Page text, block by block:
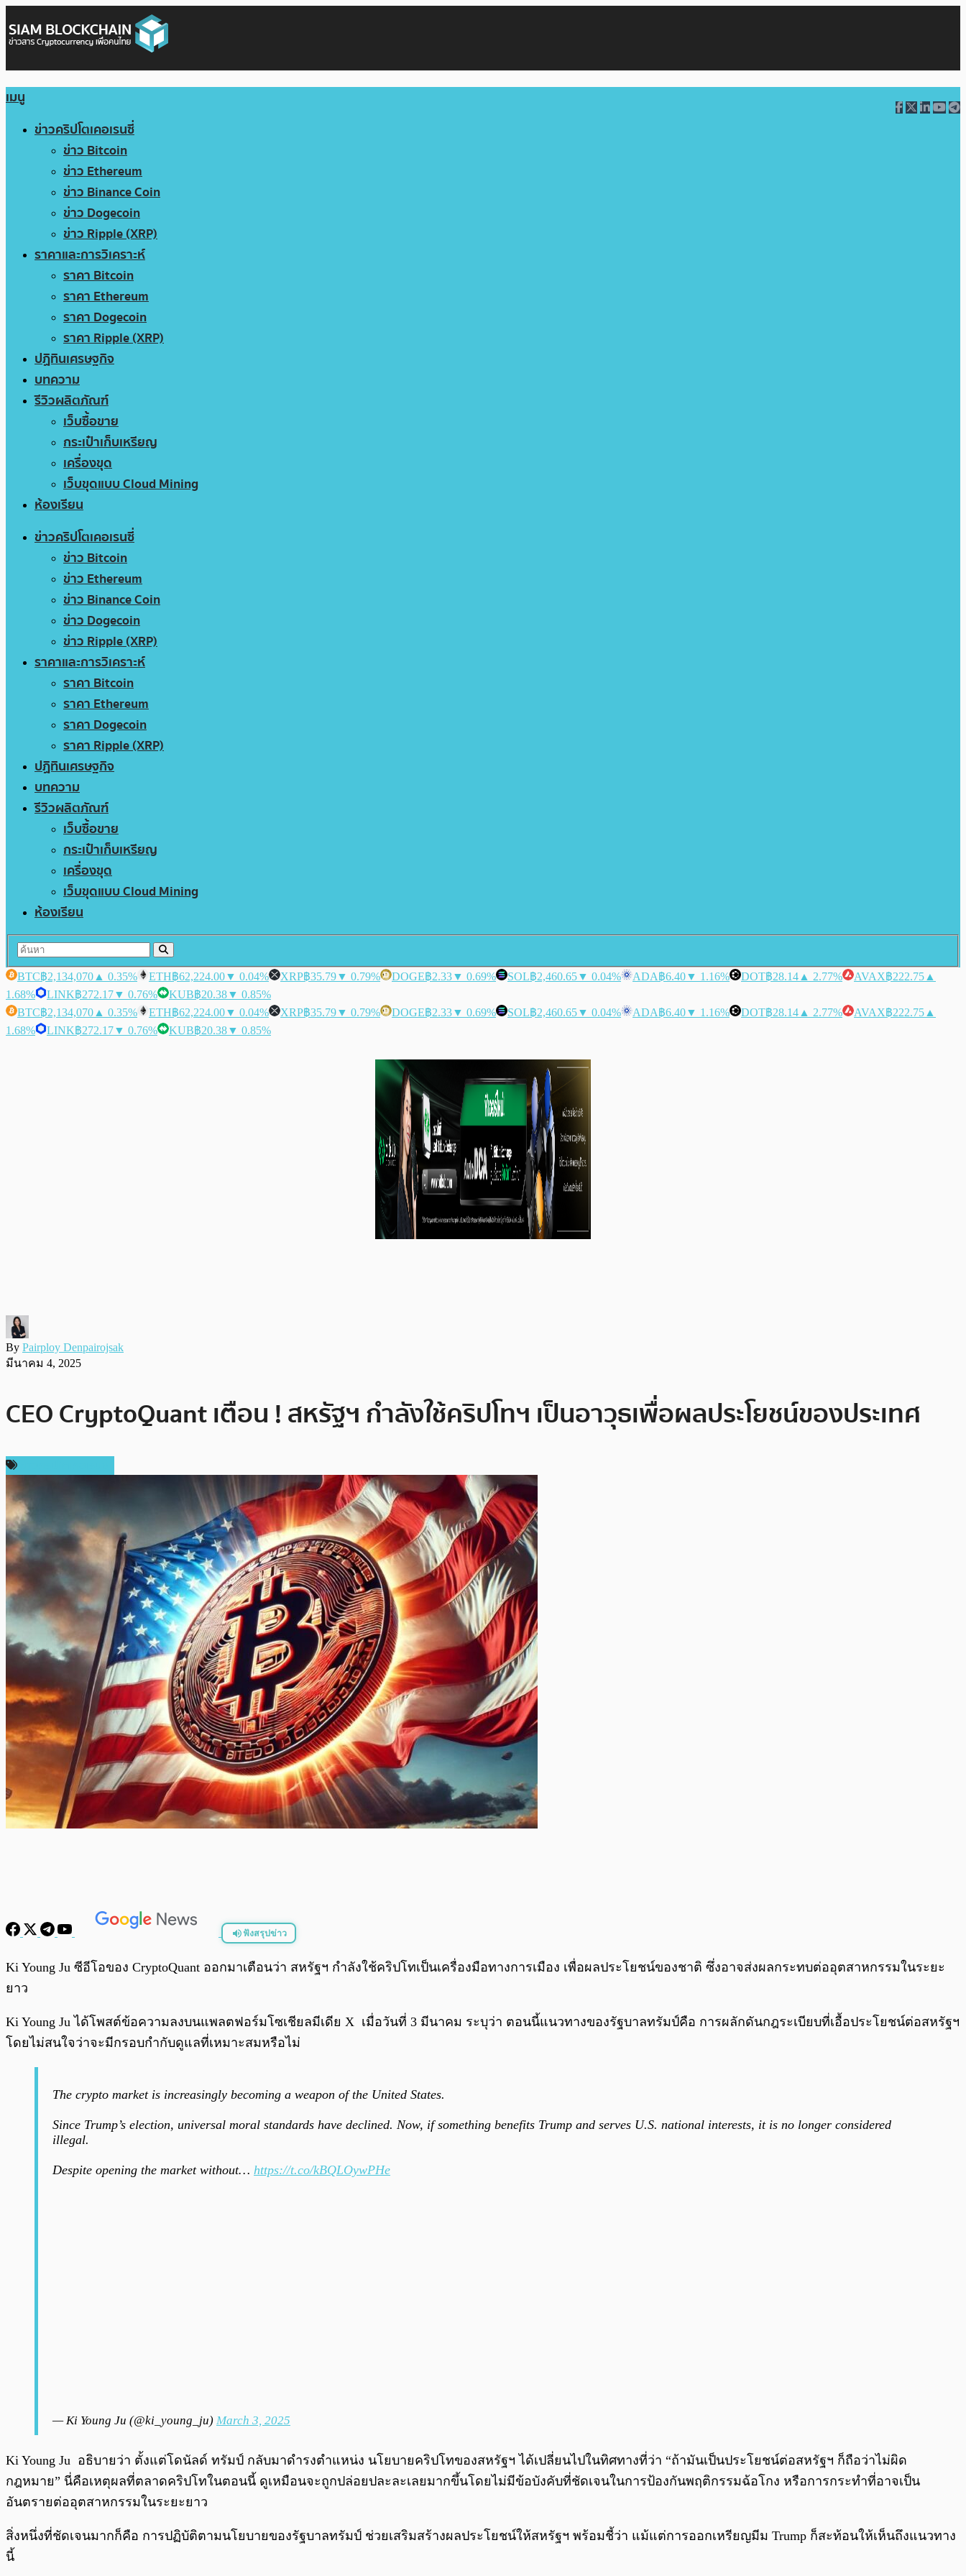
เมนู
ข่าวคริปโตเคอเรนซี่
ข่าว Bitcoin
ข่าว Ethereum
ข่าว Binance Coin
ข่าว Dogecoin
ข่าว Ripple (XRP)
ราคาและการวิเคราะห์
ราคา Bitcoin
ราคา Ethereum
ราคา Dogecoin
ราคา Ripple (XRP)
ปฏิทินเศรษฐกิจ
บทความ
รีวิวผลิตภัณฑ์
เว็บซื้อขาย
กระเป๋าเก็บเหรียญ
เครื่องขุด
เว็บขุดแบบ Cloud Mining
ห้องเรียน
ข่าวคริปโตเคอเรนซี่
ข่าว Bitcoin
ข่าว Ethereum
ข่าว Binance Coin
ข่าว Dogecoin
ข่าว Ripple (XRP)
ราคาและการวิเคราะห์
ราคา Bitcoin
ราคา Ethereum
ราคา Dogecoin
ราคา Ripple (XRP)
ปฏิทินเศรษฐกิจ
บทความ
รีวิวผลิตภัณฑ์
เว็บซื้อขาย
กระเป๋าเก็บเหรียญ
เครื่องขุด
เว็บขุดแบบ Cloud Mining
ห้องเรียน
BTC฿2,134,070 ▲ 0.35% ETH฿62,224.00▼ 0.04% XRP฿35.79▼ 0.79% DOGE฿2.33▼ 0.69% SOL฿2,460.65▼ 0.04% ADA฿6.40▼ 1.16% DOT฿28.14 ▲ 2.77% AVAX฿222.75 ▲
1.68%
LINK฿272.17▼ 0.76% KUB฿20.38▼ 0.85%
BTC฿2,134,070 ▲ 0.35% ETH฿62,224.00▼ 0.04% XRP฿35.79▼ 0.79% DOGE฿2.33▼ 0.69% SOL฿2,460.65▼ 0.04% ADA฿6.40▼ 1.16% DOT฿28.14 ▲ 2.77% AVAX฿222.75 ▲
1.68%
LINK฿272.17▼ 0.76% KUB฿20.38▼ 0.85%
By Pairploy Denpairojsak
มีนาคม 4, 2025
CEO CryptoQuant เตือน ! สหรัฐฯ กำลังใช้คริปโทฯ เป็นอาวุธเพื่อผลประโยชน์ของประเทศ
ฟังสรุปข่าว
พร้อมเล่น 0:00
Ki Young Ju ซีอีโอของ CryptoQuant ออกมาเตือนว่า สหรัฐฯ กำลังใช้คริปโทเป็นเครื่องมือทางการเมือง เพื่อผลประโยชน์ของชาติ ซึ่งอาจส่งผลกระทบต่ออุตสาหกรรมในระยะ
ยาว
Ki Young Ju ได้โพสต์ข้อความลงบนแพลตฟอร์มโซเชียลมีเดีย X เมื่อวันที่ 3 มีนาคม ระบุว่า ตอนนี้แนวทางของรัฐบาลทรัมป์คือ การผลักดันกฎระเบียบที่เอื้อประโยชน์ต่อสหรัฐฯ
โดยไม่สนใจว่าจะมีกรอบกำกับดูแลที่เหมาะสมหรือไม่
The crypto market is increasingly becoming a weapon of the United States.
Since Trump’s election, universal moral standards have declined. Now, if something benefits Trump and serves U.S. national interests, it is no longer considered
illegal.
Despite opening the market without… https://t.co/kBQLOywPHe
— Ki Young Ju (@ki_young_ju) March 3, 2025
Ki Young Ju อธิบายว่า ตั้งแต่โดนัลด์ ทรัมป์ กลับมาดำรงตำแหน่ง นโยบายคริปโทของสหรัฐฯ ได้เปลี่ยนไปในทิศทางที่ว่า “ถ้ามันเป็นประโยชน์ต่อสหรัฐฯ ก็ถือว่าไม่ผิด
กฎหมาย” นี่คือเหตุผลที่ตลาดคริปโทในตอนนี้ ดูเหมือนจะถูกปล่อยปละละเลยมากขึ้นโดยไม่มีข้อบังคับที่ชัดเจนในการป้องกันพฤติกรรมฉ้อโกง หรือการกระทำที่อาจเป็น
อันตรายต่ออุตสาหกรรมในระยะยาว
สิ่งหนึ่งที่ชัดเจนมากก็คือ การปฏิบัติตามนโยบายของรัฐบาลทรัมป์ ช่วยเสริมสร้างผลประโยชน์ให้สหรัฐฯ พร้อมชี้ว่า แม้แต่การออกเหรียญมีม Trump ก็สะท้อนให้เห็นถึงแนวทาง
นี้